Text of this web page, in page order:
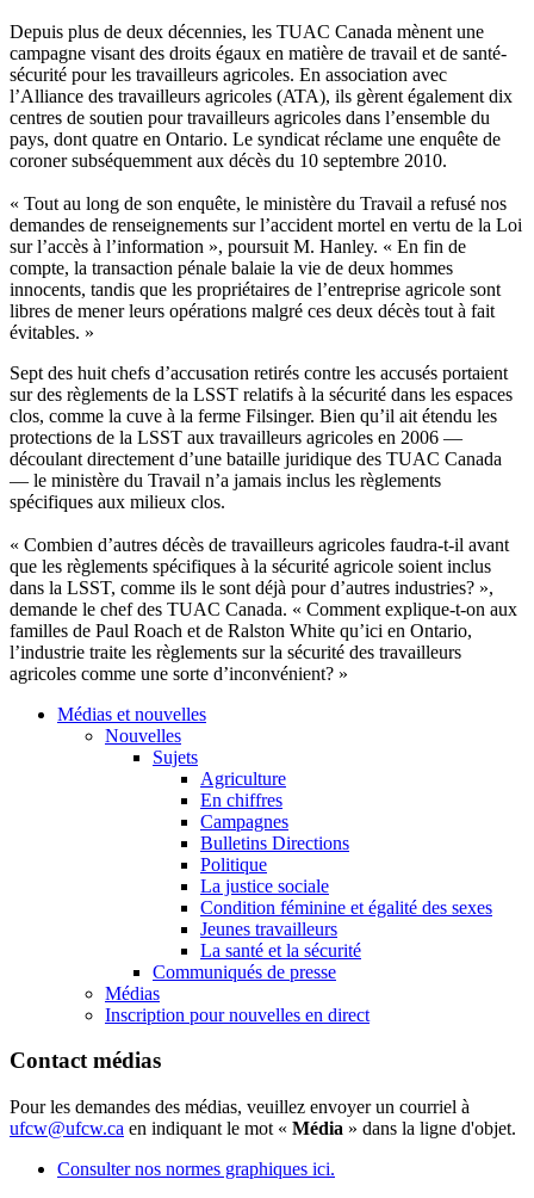
Depuis plus de deux décennies, les TUAC Canada mènent une
campagne visant des droits égaux en matière de travail et de santé-
sécurité pour les travailleurs agricoles. En association avec
l’Alliance des travailleurs agricoles (ATA), ils gèrent également dix
centres de soutien pourtravailleurs agricoles dans l’ensemble du
pays, dont quatre en Ontario. Le syndicat réclame une enquête de
coronersubséquemment aux décès du 10 septembre 2010.
« Tout au long de son enquête, le ministère du Travail a refusé nos
demandes de renseignements sur l’accident mortel en vertu de la Loi
sur l’accès à l’information », poursuit M. Hanley. « En fin de
compte, la transaction pénale balaie la vie de deux hommes
innocents, tandis que les propriétaires de l’entreprise agricole sont
libres de mener leurs opérations malgré ces deux décès tout à fait
évitables. »
Sept des huit chefs d’accusation retirés contre les accusés portaient
surdes règlements de la LSST relatifs à la sécurité dans les espaces
clos, comme la cuve à la ferme Filsinger. Bien qu’il ait étendu les
protections de la LSST aux travailleurs agricoles en 2006 —
découlant directement d’une bataille juridique des TUAC Canada
— le ministère du Travail n’a jamais inclus les règlements
spécifiques aux milieux clos.
« Combien d’autres décès de travailleurs agricoles faudra-t-il avant
que les règlements spécifiques à la sécurité agricole soient inclus
dans la LSST, comme ils le sont déjà pourd’autres industries? »,
demande le chef des TUAC Canada. « Comment explique-t-on aux
familles de Paul Roach et de Ralston White qu’ici en Ontario,
l’industrie traite les règlements surla sécurité des travailleurs
agricoles comme une sorte d’inconvénient? »
Médias et nouvelles
Nouvelles
Sujets
Agriculture
En chiffres
Campagnes
Bulletins Directions
Politique
La justice sociale
Condition féminine et égalité des sexes
Jeunes travailleurs
La santé et la sécurité
Communiqués de presse
Médias
Inscription pour nouvelles en direct
Contact médias
Pour les demandes des médias, veuillez envoyer un courriel à
ufcw@ufcw.ca en indiquant le mot « Média » dans la ligne d'objet.
Consulter nos normes graphiques ici.